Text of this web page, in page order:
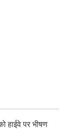
हाईवे पर भीषण